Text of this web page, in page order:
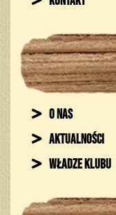
O nas
Aktualności
Władze klubu